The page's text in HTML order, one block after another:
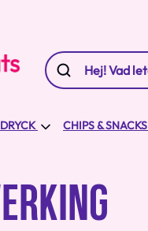
DRYCK CHIPS & SNACKS